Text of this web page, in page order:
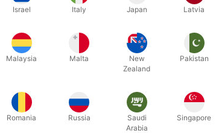
Vis varianter
Sjove hånddukker og bugtalerdukker
Israel Italy Japan Latvia
Malaysia Malta
New
Zealand
Pakistan
Romania Russia
Saudi
Arabia
Singapore